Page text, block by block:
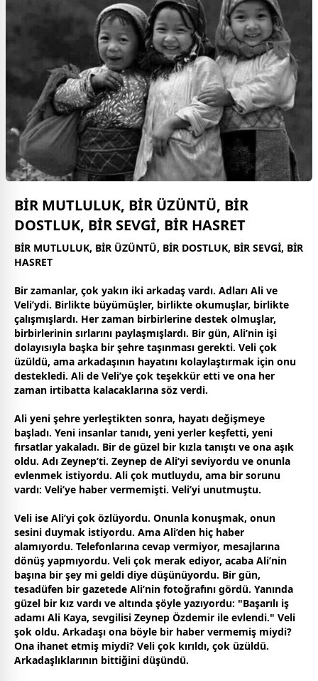
BİR MUTLULUK, BİR ÜZÜNTÜ, BİR
DOSTLUK, BİR SEVGİ, BİR HASRET
BİR MUTLULUK, BİR ÜZÜNTÜ, BİR DOSTLUK, BİR SEVGİ, BİR
HASRET
Bir zamanlar, çok yakın iki arkadaş vardı. Adları Ali ve
Veli’ydi. Birlikte büyümüşler, birlikte okumuşlar, birlikte
çalışmışlardı. Her zaman birbirlerine destek olmuşlar,
birbirlerinin sırlarını paylaşmışlardı. Bir gün, Ali’nin işi
dolayısıyla başka bir şehre taşınması gerekti. Veli çok
üzüldü, ama arkadaşının hayatını kolaylaştırmak için onu
destekledi. Ali de Veli’ye çok teşekkür etti ve ona her
zaman irtibatta kalacaklarına söz verdi.
Ali yeni şehre yerleştikten sonra, hayatı değişmeye
başladı. Yeni insanlar tanıdı, yeni yerler keşfetti, yeni
fırsatlar yakaladı. Bir de güzel bir kızla tanıştı ve ona aşık
oldu. Adı Zeynep’ti. Zeynep de Ali’yi seviyordu ve onunla
evlenmek istiyordu. Ali çok mutluydu, ama bir sorunu
vardı: Veli’ye haber vermemişti. Veli’yi unutmuştu.
Veli ise Ali’yi çok özlüyordu. Onunla konuşmak, onun
sesini duymak istiyordu. Ama Ali’den hiç haber
alamıyordu. Telefonlarına cevap vermiyor, mesajlarına
dönüş yapmıyordu. Veli çok merak ediyor, acaba Ali’nin
başına bir şey mi geldi diye düşünüyordu. Bir gün,
tesadüfen bir gazetede Ali’nin fotoğrafını gördü. Yanında
güzel bir kız vardı ve altında şöyle yazıyordu: "Başarılı iş
adamı Ali Kaya, sevgilisi Zeynep Özdemir ile evlendi." Veli
şok oldu. Arkadaşı ona böyle bir haber vermemiş miydi?
Ona ihanet etmiş miydi? Veli çok kırıldı, çok üzüldü.
Arkadaşlıklarının bittiğini düşündü.